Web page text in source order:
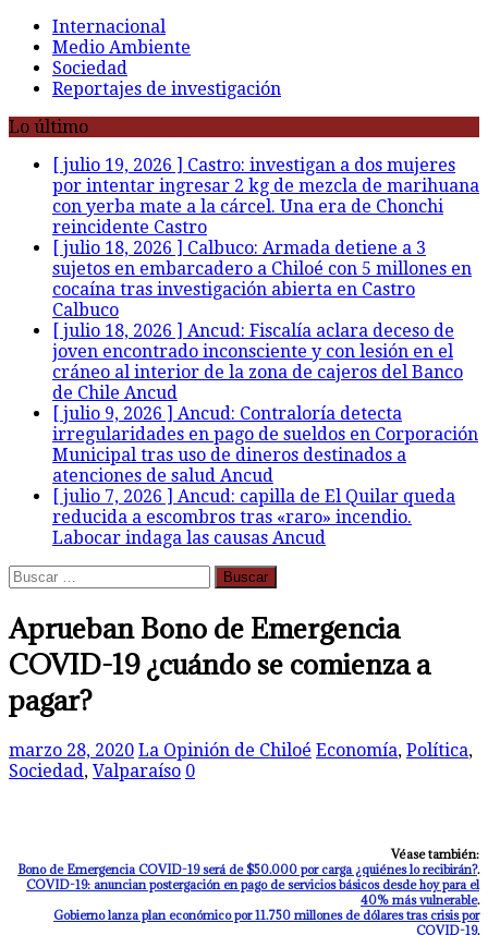
Internacional
Medio Ambiente
Sociedad
Reportajes de investigación
Lo último
[ julio 19, 2026 ] Castro: investigan a dos mujeres
por intentar ingresar 2 kg de mezcla de marihuana
con yerba mate a la cárcel. Una era de Chonchi
reincidente Castro
[ julio 18, 2026 ] Calbuco: Armada detiene a 3
sujetos en embarcadero a Chiloé con 5 millones en
cocaína tras investigación abierta en Castro
Calbuco
[ julio 18, 2026 ] Ancud: Fiscalía aclara deceso de
joven encontrado inconsciente y con lesión en el
cráneo al interior de la zona de cajeros del Banco
de Chile Ancud
[ julio 9, 2026 ] Ancud: Contraloría detecta
irregularidades en pago de sueldos en Corporación
Municipal tras uso de dineros destinados a
atenciones de salud Ancud
[ julio 7, 2026 ] Ancud: capilla de El Quilar queda
reducida a escombros tras «raro» incendio.
Labocar indaga las causas Ancud
Buscar:
Aprueban Bono de Emergencia
COVID-19 ¿cuándo se comienza a
pagar?
marzo 28, 2020 La Opinión de Chiloé Economía, Política,
Sociedad, Valparaíso 0
Véase también:
Bono de Emergencia COVID-19 será de $50.000 por carga ¿quiénes lo recibirán?.
COVID-19: anuncian postergación en pago de servicios básicos desde hoy para el
40% más vulnerable.
Gobierno lanza plan económico por 11.750 millones de dólares tras crisis por
COVID-19.